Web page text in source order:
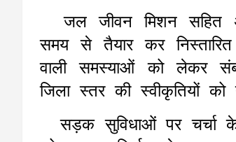
जल जीवन मिशन सहित
समय से तैयार कर
वाली समस्याओं को लेकर
जिला स्तर की स्वीकृतियों को
सड़क सुविधाओं पर चर्चा के